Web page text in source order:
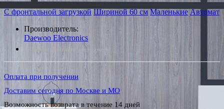
С фронтальной загрузкой Шириной 60 см Маленькие Автомат
Производитель:
Daewoo Electronics
*Наличие уточняйте у менеджера
Оплата при получении
Доставим сегодня по Москве и МО
Возможность возврата в течение 14 дней